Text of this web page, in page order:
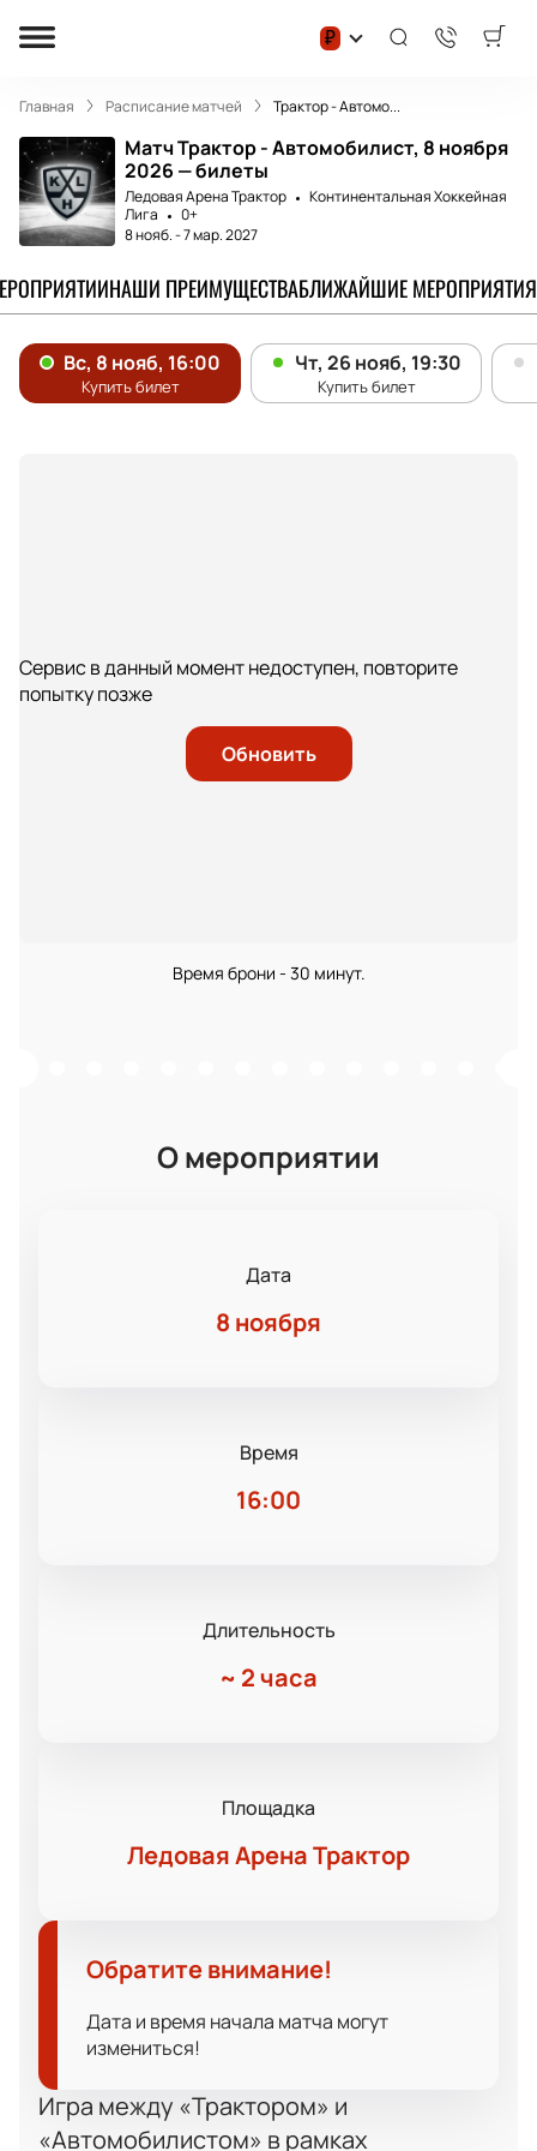
₽
Главная Расписание матчей Трактор - Автомо...
Матч Трактор - Автомобилист, 8 ноября
2026 — билеты
Ледовая Арена Трактор
Континентальная Хоккейная
Лига
0+
8 нояб.-7 мар. 2027
НАШИ ПРЕИМУЩЕСТВАБЛИЖАЙШИЕ МЕРОПРИЯТИЯ
Сервис в данный момент недоступен, повторите
попытку позже
Обновить
Время брони - 30 минут.
О мероприятии
Дата
8 ноября
Время
16:00
Длительность
~ 2 часа
Площадка
Ледовая Арена Трактор
Обратите внимание!
Дата и время начала матча могут
измениться!
Игра между «Трактором» и
«Автомобилистом» в рамках